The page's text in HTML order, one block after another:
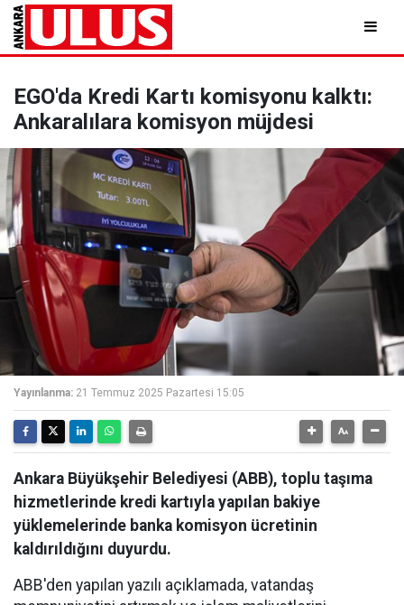
EGO'da Kredi Kartı komisyonu kalktı:
Ankaralılara komisyon müjdesi
Yayınlanma: 21 Temmuz 2025 Pazartesi 15:05
Ankara Büyükşehir Belediyesi (ABB), toplu taşıma
hizmetlerinde kredi kartıyla yapılan bakiye
yüklemelerinde banka komisyon ücretinin
kaldırıldığını duyurdu.
ABB'den yapılan yazılı açıklamada, vatandaş